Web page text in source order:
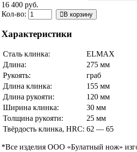
16 400 руб.
Кол-во:
В корзину
Характеристики
Сталь клинка:
ELMAX
Длина:
275 мм
Рукоять:
граб
Длина клинка:
155 мм
Длина рукояти:
120 мм
Ширина клинка:
30 мм
Толщина рукояти:
25 мм
Твёрдость клинка, HRC: 62 — 65
*Все изделия ООО «Булатный нож»